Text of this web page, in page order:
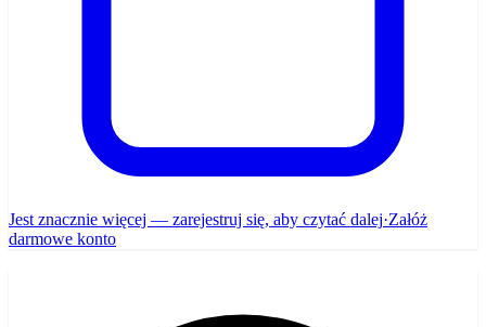
Jest znacznie więcej — zarejestruj się, aby czytać dalej·Załóż
darmowe konto